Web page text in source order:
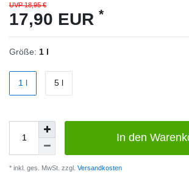
UVP 18,95 €
17,90 EUR *
Größe: 1 l
1 l 5 l
In den
* inkl. ges. MwSt. zzgl. Versandkosten